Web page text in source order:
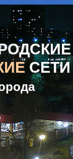
СЕТИ